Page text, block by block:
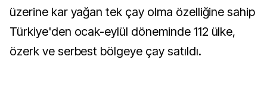
üzerine kar yağan tek çay olma özelliğine sahip
Türkiye'den ocak-eylül döneminde 112 ülke,
özerk ve serbest bölgeye çay satıldı.